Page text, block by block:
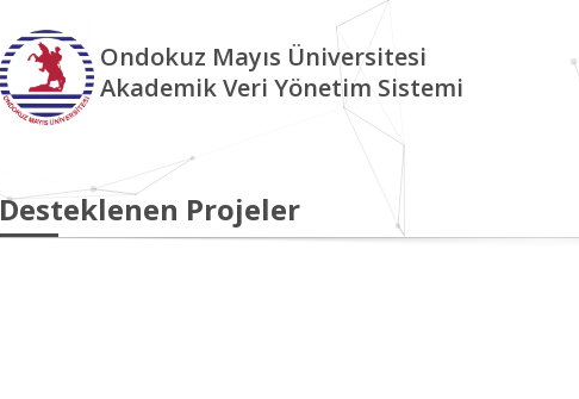
Ondokuz Mayıs Üniversitesi
Akademik Veri Yönetim Sistemi
Desteklenen Projeler